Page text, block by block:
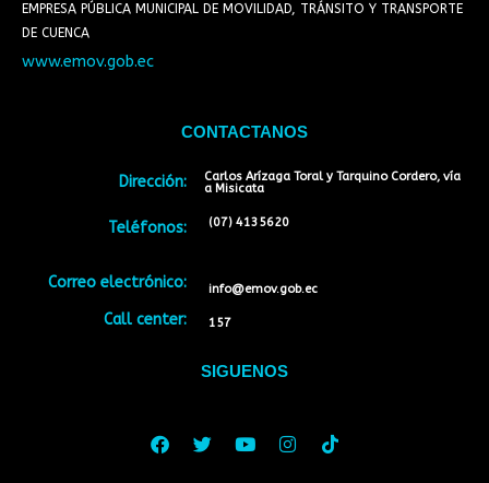
EMPRESA PÚBLICA MUNICIPAL DE MOVILIDAD, TRÁNSITO Y TRANSPORTE
DE CUENCA
www.emov.gob.ec
CONTACTANOS
Dirección:
Teléfonos:
Correo electrónico:
Call center:
Carlos Arízaga Toral y Tarquino Cordero, vía
a Misicata
(07) 4135620
info@emov.gob.ec
157
SIGUENOS